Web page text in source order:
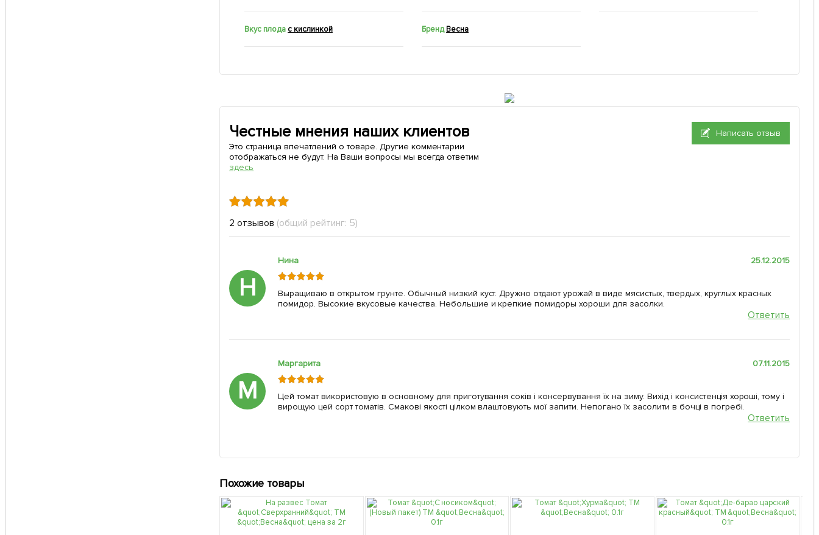
Вкус плода с кислинкой БрендВесна
Честные мнения наших клиентов
Написать отзыв
Это страница впечатлений о товаре. Другие комментарии
отображаться не будут. На Ваши вопросы мы всегда ответим
здесь
2 отзывов (общий рейтинг: 5)
Н
Нина 25.12.2015
Выращиваю в открытом грунте. Обычный низкий куст. Дружно отдают урожай в виде мясистых, твердых, круглых красных
помидор. Высокие вкусовые качества. Небольшие и крепкие помидоры хороши для засолки.
Ответить
М
Маргарита 07.11.2015
Цей томат використовую в основному для приготування соків і консервування їх на зиму. Вихід і консистенція хороші, тому і
вирощую цей сорт томатів. Смакові якості цілком влаштовують мої запити. Непогано їх засолити в бочці в погребі.
Ответить
Похожие товары